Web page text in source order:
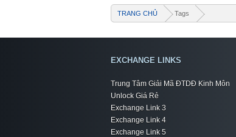
TRANG CHỦ Tags
EXCHANGE LINKS
Trung Tâm Giải Mã ĐTDĐ Kinh Môn
Unlock Giá Rẻ
Exchange Link 3
Exchange Link 4
Exchange Link 5